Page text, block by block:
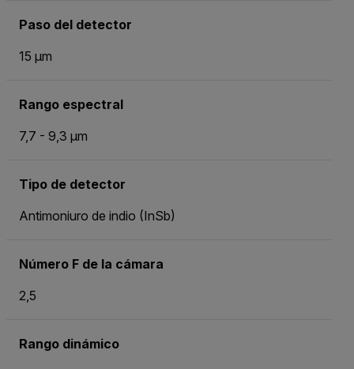
Paso del detector
15 µm
Rango espectral
7,7 - 9,3 µm
Tipo de detector
Antimoniuro de indio (InSb)
Número F de la cámara
2,5
Rango dinámico